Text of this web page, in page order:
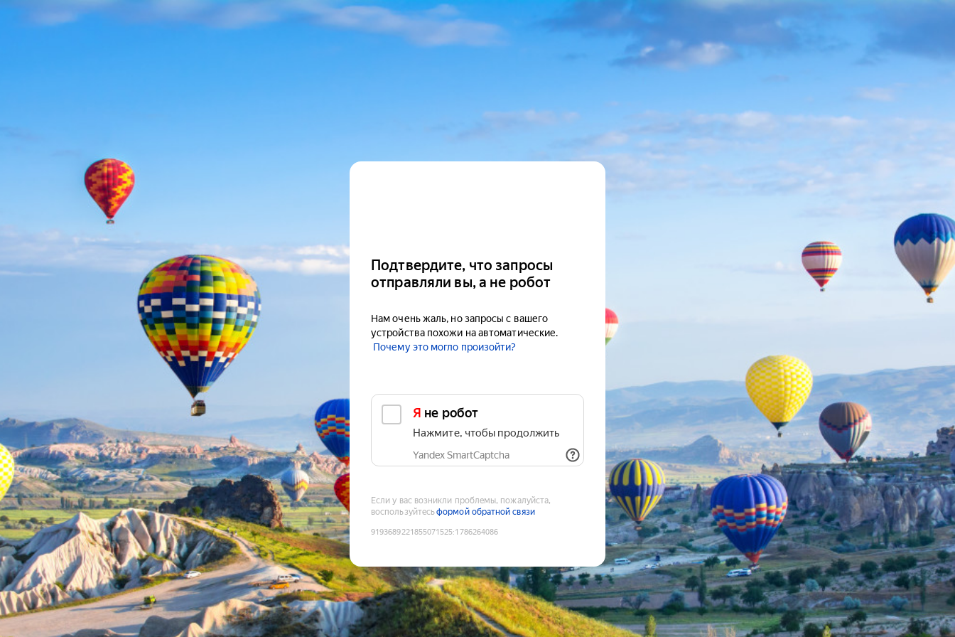
Подтвердите, что запросы
отправляли вы, а не робот
Нам очень жаль, но запросы с вашего
устройства похожи на автоматические.
Почему это могло произойти?
Я не робот
Нажмите, чтобы продолжить
Yandex SmartCaptcha
Если у вас возникли проблемы, пожалуйста,
воспользуйтесьформой обратной связи
9193689221855071525:1786264086